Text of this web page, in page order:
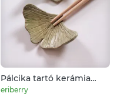
Pálcika tartó kerámia
ginkgo kézzel készített
eriberry